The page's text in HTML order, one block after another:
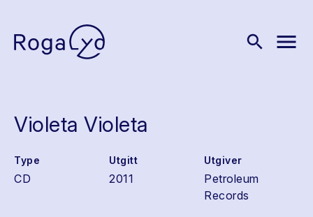
search menu
Violeta Violeta
Type
CD
Utgitt
2011
Utgiver
Petroleum
Records